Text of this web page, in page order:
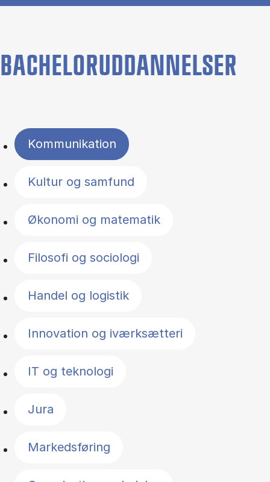
BACHELORUDDANNELSER
Filter by topics
Kommunikation
Kultur og samfund
Økonomi og matematik
Filosofi og sociologi
Handel og logistik
Innovation og iværksætteri
IT og teknologi
Jura
Markedsføring